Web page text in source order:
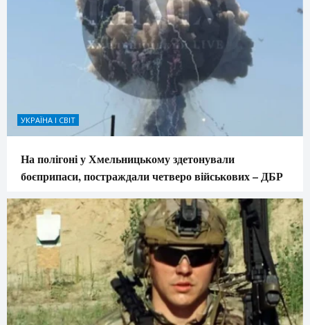
УКРАЇНА І СВІТ
На полігоні у Хмельницькому здетонували
боєприпаси, постраждали четверо військових – ДБР